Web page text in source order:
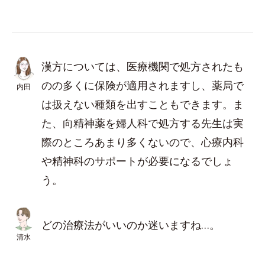
内田
漢方については、医療機関で処方されたも
のの多くに保険が適用されますし、薬局で
は扱えない種類を出すこともできます。ま
た、向精神薬を婦人科で処方する先生は実
際のところあまり多くないので、心療内科
や精神科のサポートが必要になるでしょ
う。
清水
どの治療法がいいのか迷いますね…。